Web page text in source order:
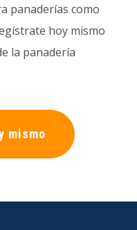
panaderías como
hoy mismo
la panadería
mismo